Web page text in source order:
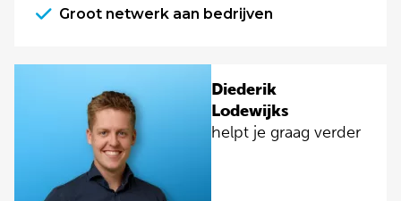
Groot netwerk aan bedrijven
Diederik
Lodewijks
helpt je graag verder